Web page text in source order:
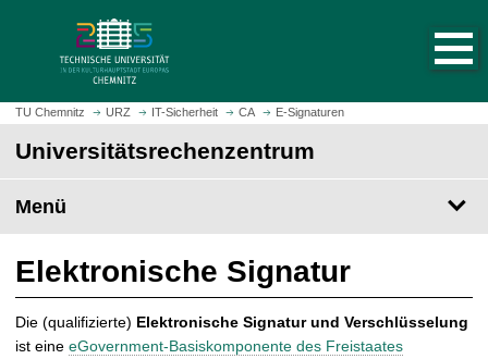
z
m
t
e
i
t
u
f
r
u
TU Chemnitz URZ IT-Sicherheit CA E-Signaturen
Universitäts­rechen­zentrum
Menü
Elektronische Signatur
Die (qualifizierte) Elektronische Signatur und Verschlüsselung
ist eine eGovernment-Basiskomponente des Freistaates